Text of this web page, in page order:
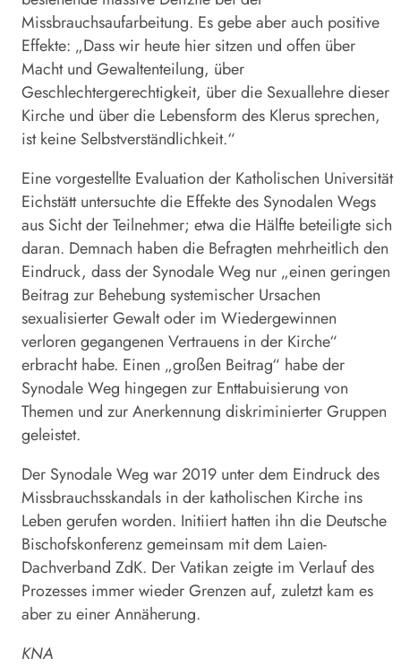
Missbrauchsaufarbeitung. Es gebe aber auch positive
Effekte: „Dass wir heute hier sitzen und offen über
Macht und Gewaltenteilung, über
Geschlechtergerechtigkeit, über die Sexuallehre dieser
Kirche und über die Lebensform des Klerus sprechen,
ist keine Selbstverständlichkeit.“
Eine vorgestellte Evaluation der Katholischen Universität
Eichstätt untersuchte die Effekte des Synodalen Wegs
aus Sicht der Teilnehmer; etwa die Hälfte beteiligte sich
daran. Demnach haben die Befragten mehrheitlich den
Eindruck, dass der SynodaleWeg nur „einen geringen
Beitrag zur Behebung systemischer Ursachen
sexualisierter Gewalt oder im Wiedergewinnen
verloren gegangenen Vertrauens in der Kirche“
erbracht habe. Einen „großen Beitrag“ habe der
SynodaleWeg hingegen zur Enttabuisierung von
Themen und zur Anerkennung diskriminierter Gruppen
geleistet.
Der SynodaleWeg war 2019 unter dem Eindruck des
Missbrauchsskandals in der katholischen Kirche ins
Leben gerufen worden. Initiiert hatten ihn die Deutsche
Bischofskonferenz gemeinsam mit dem Laien-
Dachverband ZdK. Der Vatikan zeigte im Verlauf des
Prozesses immer wieder Grenzen auf, zuletzt kam es
aber zu einer Annäherung.
KNA